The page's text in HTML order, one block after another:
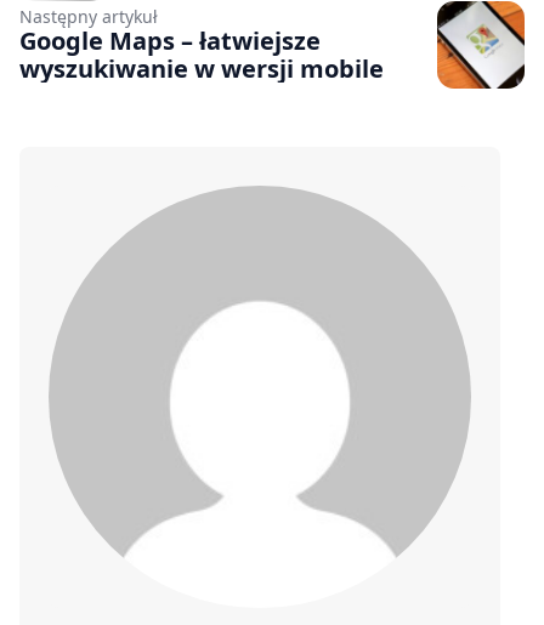
Następny artykuł
Google Maps – łatwiejsze
wyszukiwanie w wersji mobile